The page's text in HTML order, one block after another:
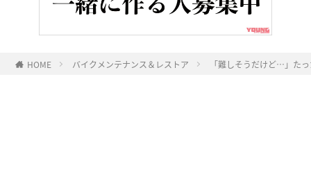
HOME バイクメンテナンス＆レストア 「難しそうだけど…」た